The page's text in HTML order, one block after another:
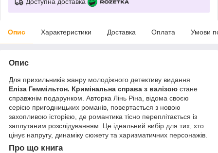
Опис Характеристики Доставка Оплата Умови
Опис
Для прихильників жанру молодіжного детективу видання
Еліза Геммільтон. Кримінальна справа з валізою стане
справжнім подарунком. Авторка Лінь Ріна, відома своєю
серією пригодницьких романів, повертається з новою
захопливою історією, де романтика тісно переплітається із
заплутаним розслідуванням. Це ідеальний вибір для тих, хто
цінує напругу, динаміку сюжету та харизматичних персонажів.
Про що книга